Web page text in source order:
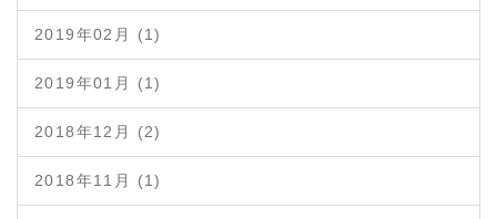
2019年02月 (1)
2019年01月 (1)
2018年12月 (2)
2018年11月 (1)